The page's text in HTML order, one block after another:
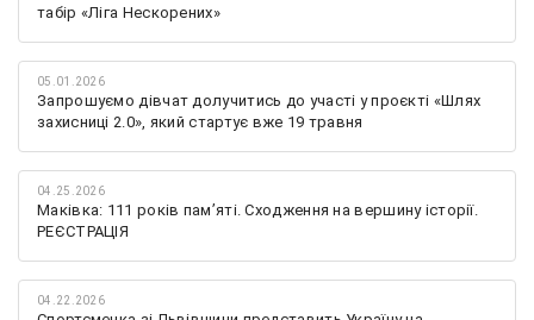
табір «Ліга Нескорених»
05.01.2026
Запрошуємо дівчат долучитись до участі у проєкті «Шлях
захисниці 2.0», який стартує вже 19 травня
04.25.2026
Маківка: 111 років пам’яті. Сходження на вершину історії.
РЕЄСТРАЦІЯ
04.22.2026